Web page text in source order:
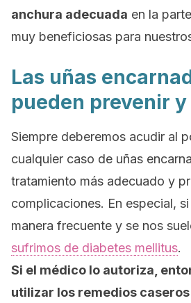
anchura adecuada en la
muy beneficiosas para
Las uñas
pueden prevenir
Siempre deberemos acudir al
cualquier caso de uñas
tratamiento más adecuado y
complicaciones. En especial,
manera frecuente y se nos
sufrimos de diabetes mellitus.
Si el médico lo autoriza,
utilizar los remedios